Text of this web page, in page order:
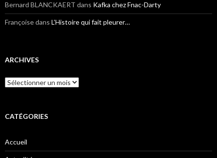
Bernard BLANCKAERT dans Kafka chez Fnac-Darty
Françoisedans L’Histoire qui fait pleurer…
ARCHIVES
Archives
CATÉGORIES
Accueil